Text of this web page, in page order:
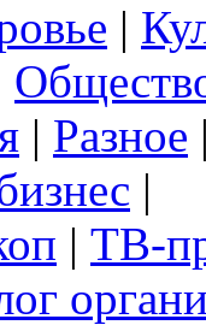
|
| Разное
|
| ТВ-